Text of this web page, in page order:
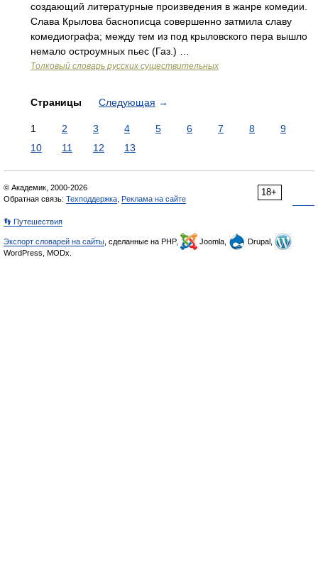
создающий литературные произведения в жанре комедии.
Слава Крылова баснописца совершенно затмила славу
комедиографа; между тем из под крыловского пера вышло
немало остроумных пьес (Газ.) …
Толковый словарь русских существительных
Страницы Следующая →
1 2 3 4 5 6 7 8
9
10
11 12 13
18+
© Академик, 2000-2026
Обратная связь: Техподдержка Реклама на сайте
👣 Путешествия
Экспорт словарей на сайты , сделанные на PHP, Joomla,
Drupal,
WordPress, MODx.